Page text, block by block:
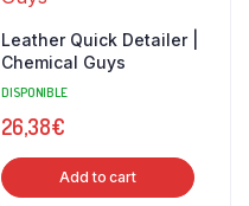
Leather Quick Detailer |
Chemical Guys
DISPONIBLE
26,38€
Add to cart